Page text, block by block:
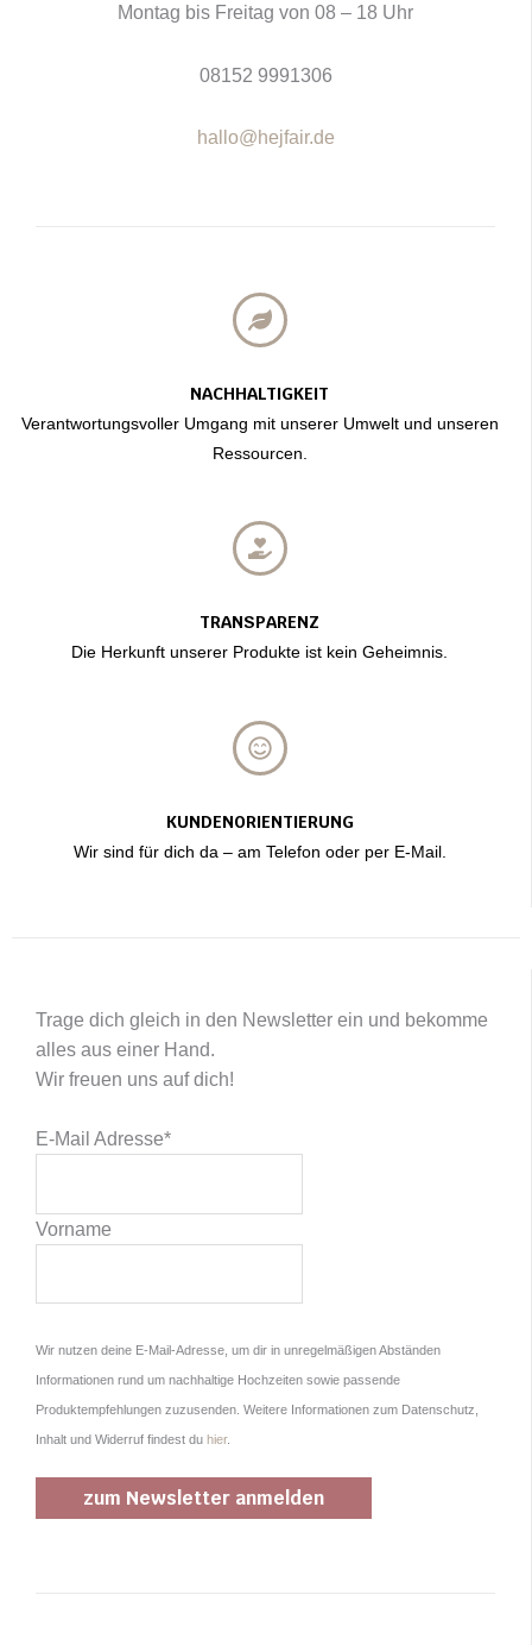
NACHHALTIGKEIT
Verantwortungsvoller Umgang mit unserer Umwelt und unseren
Ressourcen.
TRANSPARENZ
Die Herkunft unserer Produkte ist kein Geheimnis.
KUNDENORIENTIERUNG
Wir sind für dich da – am Telefon oder per E-Mail.
Montag bis Freitag von 08 – 18 Uhr
08152 9991306
hallo@hejfair.de
Trage dich gleich in den Newsletter ein und bekomme
alles aus einer Hand.
Wir freuen uns auf dich!
E-Mail Adresse*
Vorname
Wir nutzen deine E-Mail-Adresse, um dir in unregelmäßigen Abständen
Informationen rund um nachhaltige Hochzeiten sowie passende
Produktempfehlungen zuzusenden. Weitere Informationen zum Datenschutz,
Inhalt und Widerruf findest du hier.